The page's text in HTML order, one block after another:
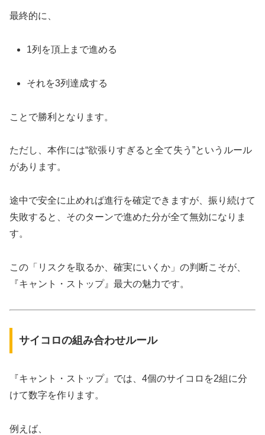
最終的に、
1列を頂上まで進める
それを3列達成する
ことで勝利となります。
ただし、本作には“欲張りすぎると全て失う”というルール
があります。
途中で安全に止めれば進行を確定できますが、振り続けて
失敗すると、そのターンで進めた分が全て無効になりま
す。
この「リスクを取るか、確実にいくか」の判断こそが、
『キャント・ストップ』最大の魅力です。
サイコロの組み合わせルール
『キャント・ストップ』では、4個のサイコロを2組に分
けて数字を作ります。
例えば、